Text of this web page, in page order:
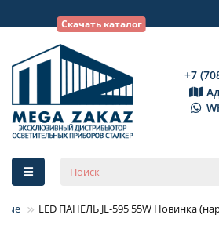
+7
Скачать каталог
LED ПАНЕЛЬ JL-595 55W Новинка